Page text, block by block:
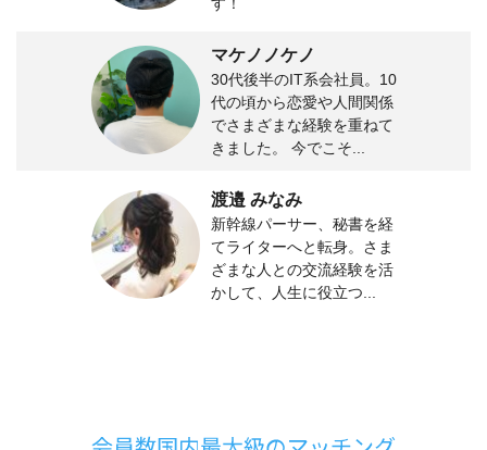
す！
マケノノケノ
30代後半のIT系会社員。10
代の頃から恋愛や人間関係
でさまざまな経験を重ねて
きました。 今でこそ...
渡邉 みなみ
新幹線パーサー、秘書を経
てライターへと転身。さま
ざまな人との交流経験を活
かして、人生に役立つ...